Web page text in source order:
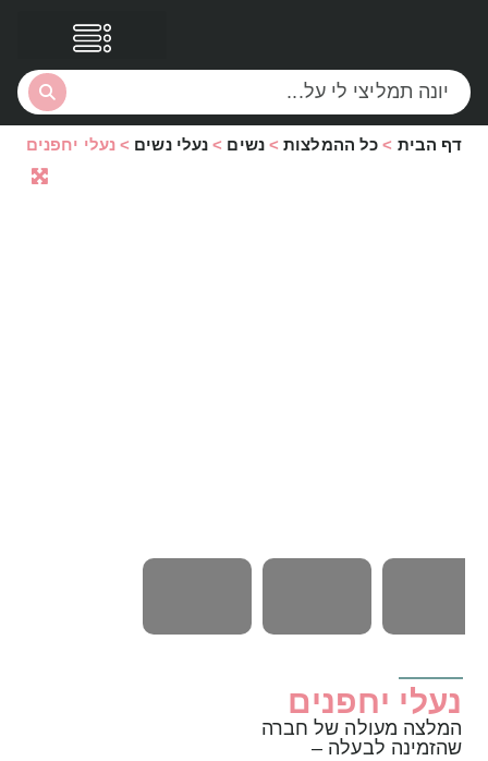
דף הבית > כל ההמלצות>נשים > נעלי נשים >נעלי יחפנים
נעלי יחפנים
המלצה מעולה של חברה
שהזמינה לבעלה –